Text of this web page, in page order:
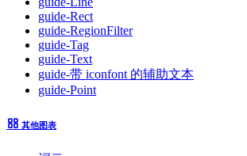
guide-Rect
guide-RegionFilter
guide-Tag
guide-Text
guide-带 iconfont 的辅助文本
guide-Point
其他图表